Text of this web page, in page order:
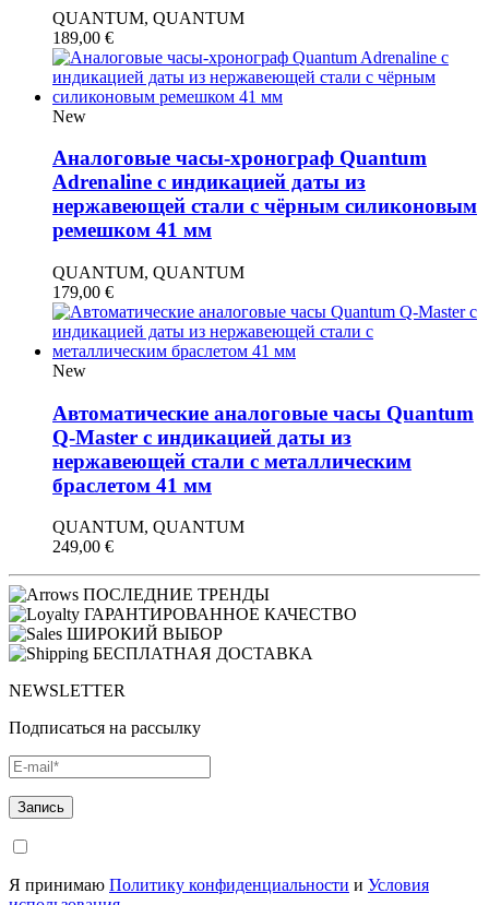
QUANTUM, QUANTUM
189,00 €
New
Аналоговые часы-хронограф Quantum
Adrenaline с индикацией даты из
нержавеющей стали с чёрным силиконовым
ремешком 41 мм
QUANTUM, QUANTUM
179,00 €
New
Автоматические аналоговые часы Quantum
Q-Master с индикацией даты из
нержавеющей стали с металлическим
браслетом 41 мм
QUANTUM, QUANTUM
249,00 €
ПОСЛЕДНИЕ ТРЕНДЫ
ГАРАНТИРОВАННОЕ КАЧЕСТВО
ШИРОКИЙ ВЫБОР
БЕСПЛАТНАЯ ДОСТАВКА
NEWSLETTER
Подписаться на рассылку
Я принимаю Политику конфиденциальности и Условия